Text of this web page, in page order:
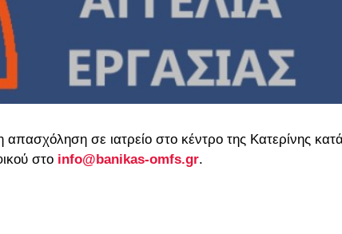
απασχόληση σε ιατρείο στο κέντρο της Κατερίνης
στο info@banikas-omfs.gr.